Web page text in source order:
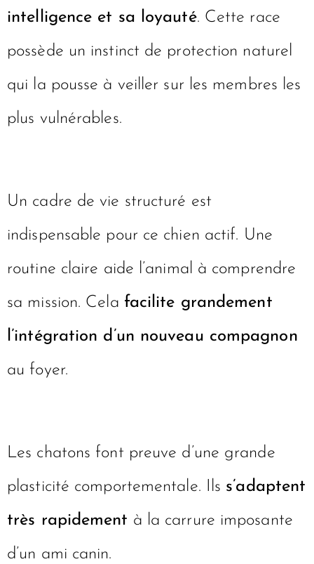
intelligence et sa loyauté. Cette race
possède un instinct de protection naturel
qui la pousse à veiller sur les membres les
plus vulnérables.
Un cadre de vie structuré est
indispensable pour ce chien actif. Une
routine claire aide l’animal à comprendre
sa mission. Cela facilite grandement
l’intégration d’un nouveau compagnon
au foyer.
Les chatons font preuve d’une grande
plasticité comportementale. Ils s’adaptent
très rapidement à la carrure imposante
d’un ami canin.